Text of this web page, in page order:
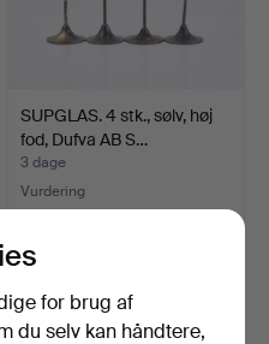
SUPGLAS. 4 stk., sølv, høj
fod, Dufva AB S…
3 dage
Vurdering
190 USD
for brug af
du selv kan håndtere,